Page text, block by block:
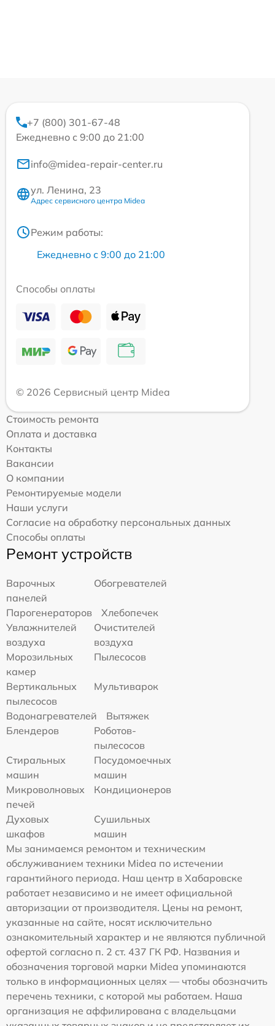
+7 (800) 301-67-48
Ежедневно с 9:00 до 21:00
info@midea-repair-center.ru
ул. Ленина, 23
Адрес сервисного центра Midea
Режим работы:
Ежедневно с 9:00 до 21:00
Способы оплаты
© 2026 Сервисный центр Midea
Стоимость ремонта
Оплата и доставка
Контакты
Вакансии
О компании
Ремонтируемые модели
Наши услуги
Согласие на обработку персональных данных
Способы оплаты
Ремонт устройств
Варочных
панелей
Обогревателей
Парогенераторов
Хлебопечек
Увлажнителей
воздуха
Очистителей
воздуха
Морозильных
камер
Пылесосов
Вертикальных
пылесосов
Мультиварок
Водонагревателей
Вытяжек
Блендеров
Роботов-
пылесосов
Стиральных
машин
Посудомоечных
машин
Микроволновых
печей
Кондиционеров
Духовых
шкафов
Сушильных
машин
Мы занимаемся ремонтом и техническим
обслуживанием техники Midea по истечении
гарантийного периода. Наш центр в Хабаровске
работает независимо и не имеет официальной
авторизации от производителя. Цены на ремонт,
указанные на сайте, носят исключительно
ознакомительный характер и не являются публичной
офертой согласно п. 2 ст. 437 ГК РФ. Названия и
обозначения торговой марки Midea упоминаются
только в информационных целях — чтобы обозначить
перечень техники, с которой мы работаем. Наша
организация не аффилирована с владельцами